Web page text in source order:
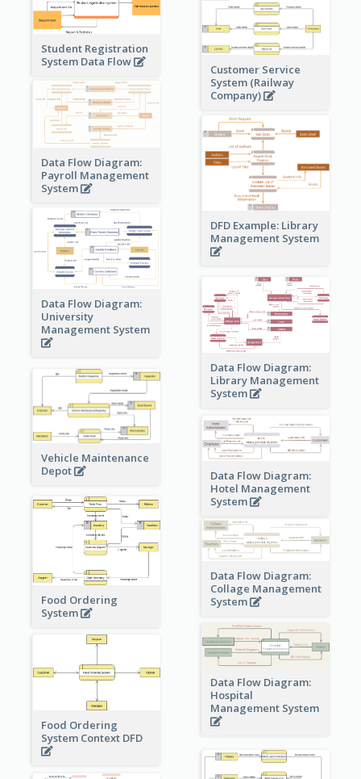
Student Registration
System Data Flow
Customer Service
System (Railway
Company)
Data Flow Diagram:
Payroll Management
System
DFD Example: Library
Management System
Data Flow Diagram:
University
Management System
Data Flow Diagram:
Library Management
System
Vehicle Maintenance
Depot
Data Flow Diagram:
Hotel Management
System
Food Ordering
System
Data Flow Diagram:
Collage Management
System
Data Flow Diagram:
Hospital
Management System
Food Ordering
System Context DFD